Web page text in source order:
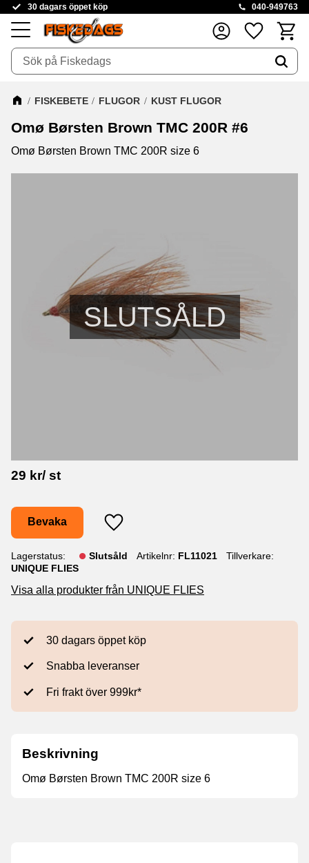
Meny
30 dagars öppet köp 040-949763
Favoriter
FISKEBETE FLUGOR KUST FLUGOR
Omø Børsten Brown TMC 200R #6
Omø Børsten Brown TMC 200R size 6
SLUTSÅLD
29 kr/ st
Lägg till i favoriter
Bevaka
Lagerstatus Slutsåld Artikelnr FL11021
Tillverkare
UNIQUE FLIES
Visa alla produkter från UNIQUE FLIES
30 dagars öppet köp
Snabba leveranser
Fri frakt över 999kr*
Beskrivning
Omø Børsten Brown TMC 200R size 6